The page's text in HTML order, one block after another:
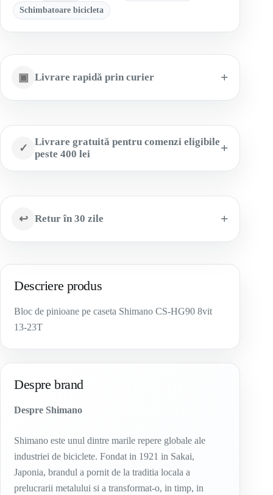
Schimbatoare bicicleta
▣ Livrare rapidă prin curier
✓
Livrare gratuită pentru comenzi eligibile
peste 400 lei
↩ Retur în 30 zile
Descriere produs
Bloc de pinioane pe caseta Shimano CS-HG90 8vit
13-23T
Despre brand
Despre Shimano
Shimano este unul dintre marile repere globale ale
industriei de biciclete. Fondat in 1921 in Sakai,
Japonia, brandul a pornit de la traditia locala a
prelucrarii metalului si a transformat-o, in timp, in